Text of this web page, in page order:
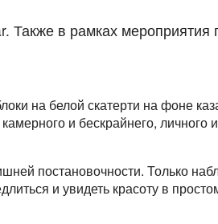
Также в рамках мероприятия
на белой скатерти на фоне
и бескрайнего, личного
постановочности. Только
и увидеть красоту в